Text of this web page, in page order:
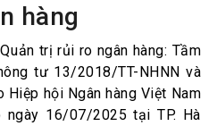
hàng
trị rủi ro ngân hàng: Tầm
tư 13/2018/TT-NHNN và
hội Ngân hàng Việt Nam
16/07/2025 tại TP. Hà